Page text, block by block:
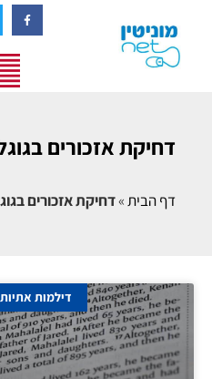
דחיקת אזכורים
דף הבית»דחיקת אזכורים
דילמות